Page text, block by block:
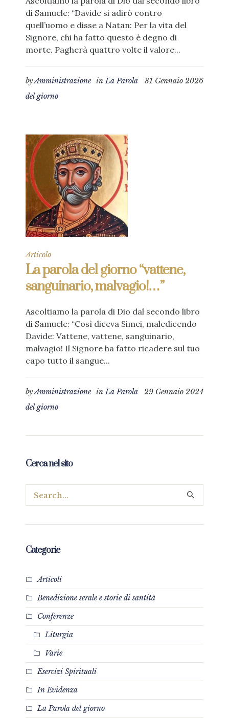
di Samuele: “Davide si adirò contro
quell’uomo e disse a Natan: Per la vita del
Signore, chi ha fatto questo è degno di
morte. Pagherà quattro volte il valore...
31 Gennaio 2026
byAmministrazione inLa Parola
del giorno
Articolo
La parola del giorno “vattene,
sanguinario, malvagio!…”
Ascoltiamo la parola di Dio dal secondo libro
di Samuele: “Così diceva Simei, maledicendo
Davide: Vattene, vattene, sanguinario,
malvagio! Il Signore ha fatto ricadere sul tuo
capo tutto il sangue...
29 Gennaio 2024
byAmministrazione inLa Parola
del giorno
Cerca nel sito
Categorie
Articoli
Benedizione serale e storie di santità
Conferenze
Liturgia
Varie
Esercizi Spirituali
In Evidenza
La Parola del giorno